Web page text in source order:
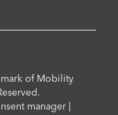
of Mobility
manager